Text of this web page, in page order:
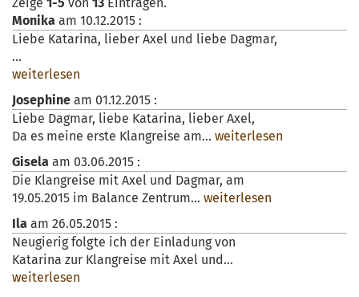
Zeige 1-5 von 13 Einträgen.
Monika am 10.12.2015 :
Liebe Katarina, lieber Axel und liebe Dagmar,
...
weiterlesen
Josephine am 01.12.2015 :
Liebe Dagmar, liebe Katarina, lieber Axel,
Da es meine erste Klangreise am... weiterlesen
Gisela am 03.06.2015 :
Die Klangreise mit Axel und Dagmar, am
19.05.2015 im Balance Zentrum... weiterlesen
Ila am 26.05.2015 :
Neugierig folgte ich der Einladung von
Katarina zur Klangreise mit Axel und...
weiterlesen